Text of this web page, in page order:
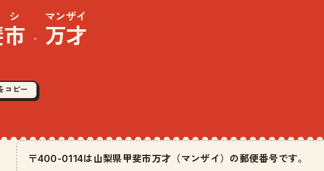
· 万才
マンザイ
コピー
〒400-0114は山梨県甲斐市万才（マンザイ）の郵便番号です。